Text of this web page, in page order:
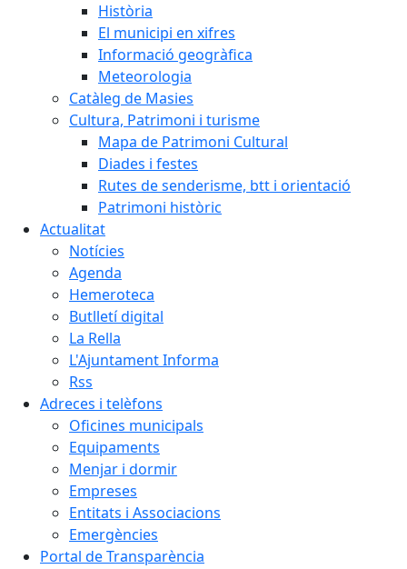
Història
El municipi en xifres
Informació geogràfica
Meteorologia
Catàleg de Masies
Cultura, Patrimoni i turisme
Mapa de Patrimoni Cultural
Diades i festes
Rutes de senderisme, btt i orientació
Patrimoni històric
Actualitat
Notícies
Agenda
Hemeroteca
Butlletí digital
La Rella
L'Ajuntament Informa
Rss
Adreces i telèfons
Oficines municipals
Equipaments
Menjar i dormir
Empreses
Entitats i Associacions
Emergències
Portal de Transparència